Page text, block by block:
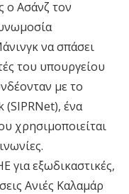
ο Ασάνζ τον
να σπάσει
του υπουργείου
με το
ένα
χρησιμοποιείται
για εξωδικαστικές,
Ανιές Καλαμάρ